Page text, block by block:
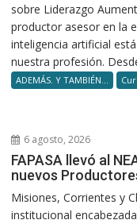
sobre Liderazgo
productor asesor en la
inteligencia artificial
nuestra profesión.
ADEMÁS. Y TAMBIÉN...
6 agosto, 2026
FAPASA llevó al
nuevos
Misiones, Corrientes y
institucional